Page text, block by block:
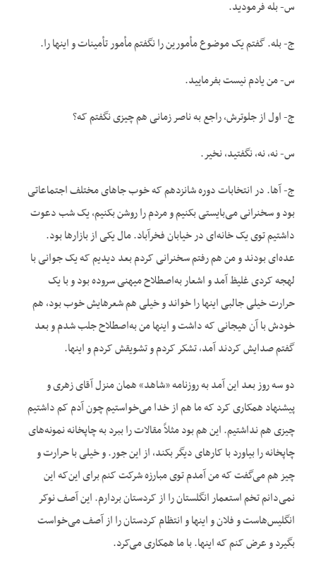
س- بله فرمودید.
ج- بله. گفتم یک موضوع مأمورین را نگفتم مأمور تأمینات و اینها را.
س- من یادم نیست بفرمایید.
ج- اول از جلوترش، راجع به ناصر زمانی هم چیزی نگفتم که؟
س- نه، نه، نگفتید، نخیر.
ج- آها. در انتخابات دوره شانزدهم که خوب جاهای مختلف اجتماعاتی
بود و سخنرانی می‌بایستی بکنیم و مردم را روشن بکنیم، یک شب دعوت
داشتیم توی یک خانه‌ای در خیابان فخرآباد. مال یکی از بازارها بود.
عده‌ای بودند و من هم رفتم سخنرانی کردم بعد دیدیم که یک جوانی با
لهجه کردی غلیظ آمد و اشعار به‌اصطلاح میهنی سروده بود و با یک
حرارت خیلی جالبی اینها را خواند و خیلی هم شعرهایش خوب بود، هم
خودش با آن هیجانی که داشت و اینها من به‌اصطلاح جلب شدم و بعد
گفتم صدایش کردند آمد، تشکر کردم و تشویقش کردم و اینها.
دو سه روز بعد این آمد به روزنامه «شاهد» همان منزل آقای زهری و
پیشنهاد همکاری کرد که ما هم از خدا می‌خواستیم چون آدم کم داشتیم
چیزی هم نداشتیم. این هم بود مثلاً مقالات را ببرد به چاپخانه نمونه‌های
چاپخانه را بیاورد با کارهای دیگر بکند، از این جور. و خیلی با حرارت و
چیز هم می‌گفت که من آمدم توی مبارزه شرکت کنم برای این‌که این
نمی‌دانم تخم استعمار انگلستان را از کردستان بردارم. این آصف نوکر
انگلیس‌هاست و فلان و اینها و انتظام کردستان را از آصف می‌خواست
بگیرد و عرض کنم که اینها. با ما همکاری می‌کرد.